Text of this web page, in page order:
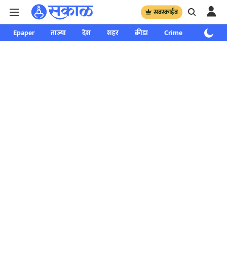
सबस्क्राईब
Epaper ताज्या देश शहर क्रीडा Crime साप्ताहिक